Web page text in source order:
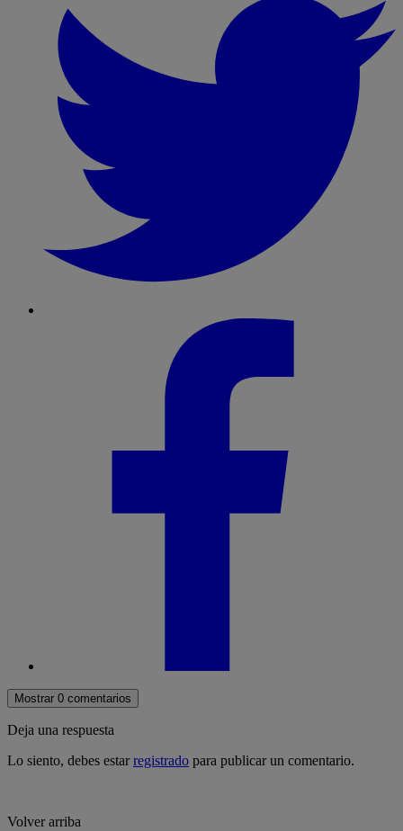
Mostrar 0 comentarios
Deja una respuesta
Lo siento, debes estarregistrado para publicar un comentario.
Volver arriba